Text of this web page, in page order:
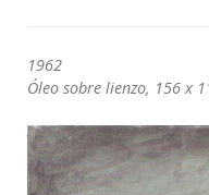
1962
Óleo sobre lienzo, 156 x